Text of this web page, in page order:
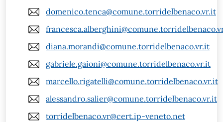
domenico.tenca@comune.torridelbenaco.vr.it
diana.morandi@comune.torridelbenaco.vr.it
gabriele.gaioni@comune.torridelbenaco.vr.it
marcello.rigatelli@comune.torridelbenaco.vr.it
alessandro.salier@comune.torridelbenaco.vr.it
torridelbenaco.vr@cert.ip-veneto.net